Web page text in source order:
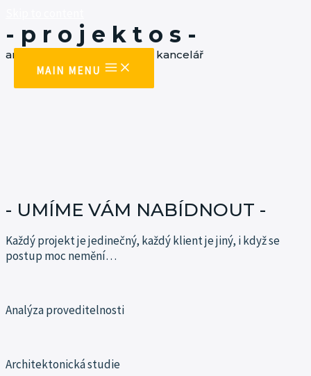
MAIN MENU
- p r o j e k t o s -
architektonická a projekční kancelář
- UMÍME VÁM NABÍDNOUT -
Každý projekt je jedinečný, každý klient je jiný, i když se
postup moc nemění…
Analýza proveditelnosti
Architektonická studie